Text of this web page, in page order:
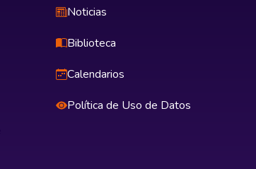
Noticias
Biblioteca
Calendarios
Política de Uso de Datos